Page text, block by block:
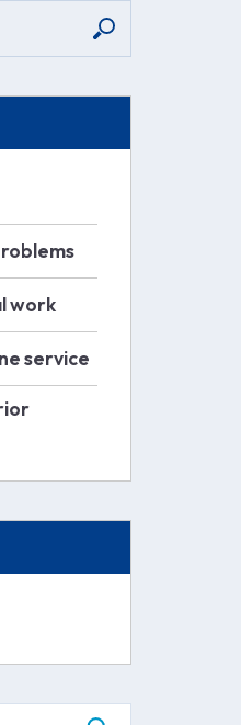
work
service